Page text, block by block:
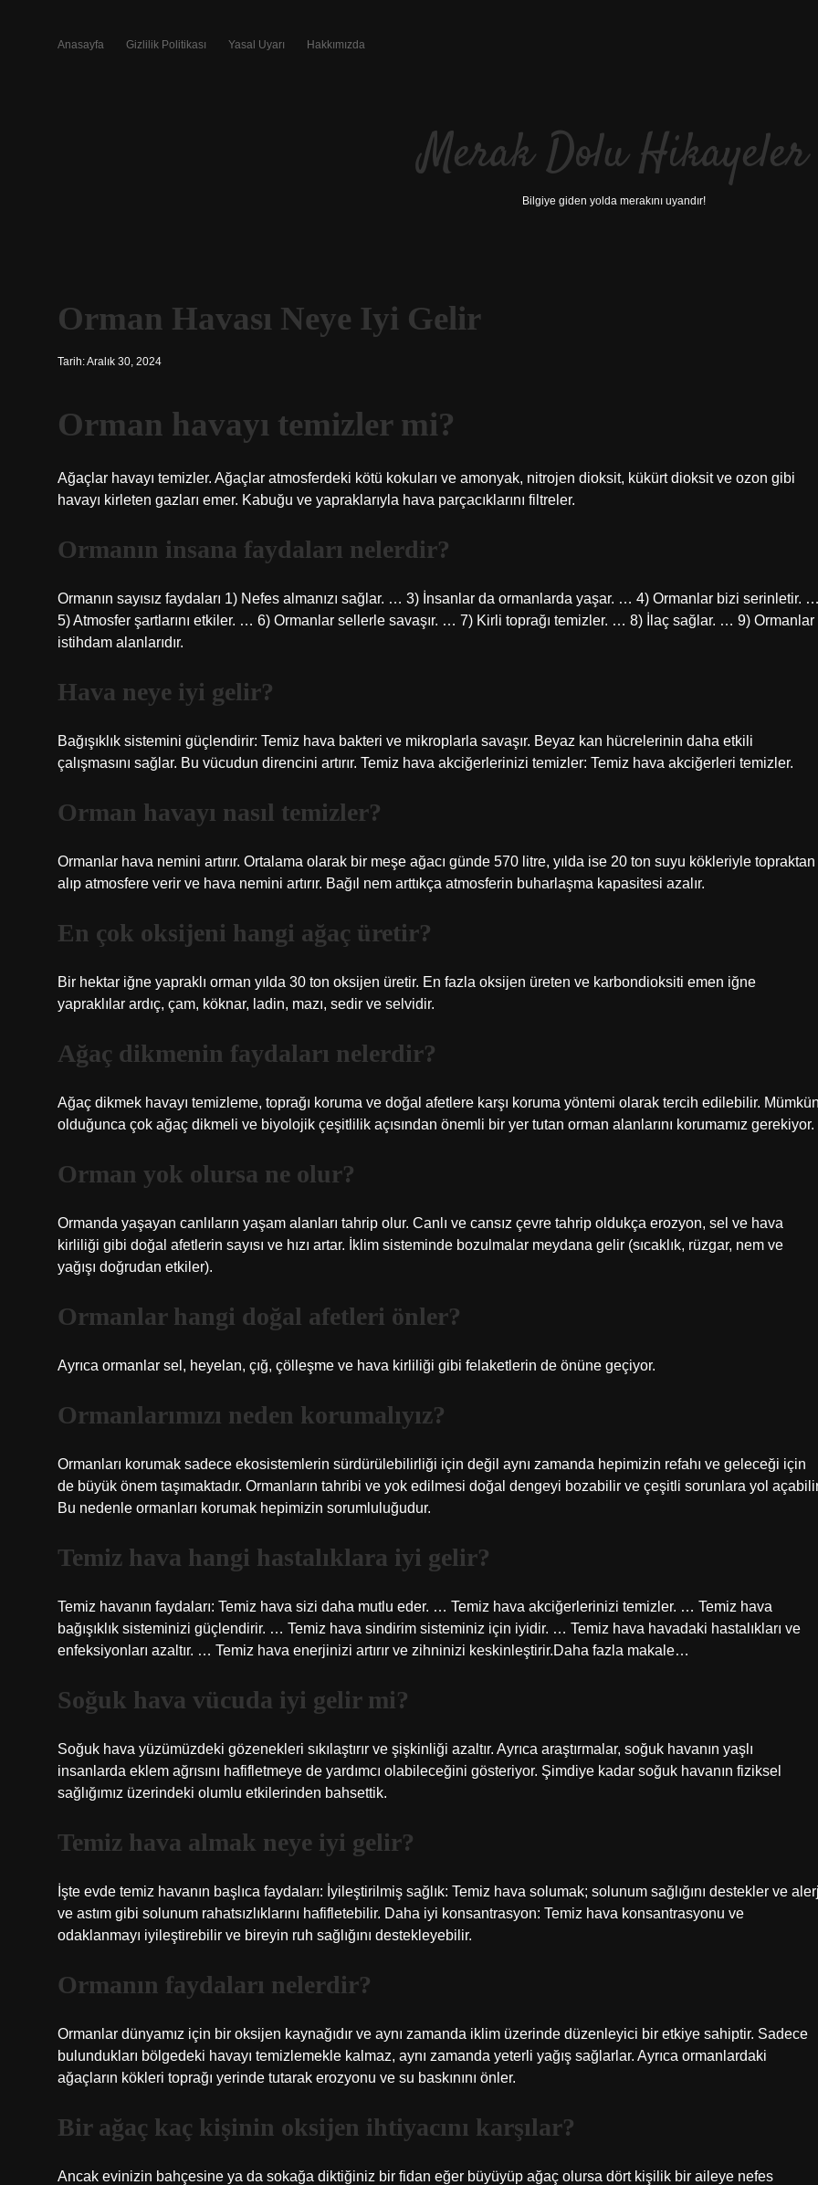
Anasayfa Gizlilik Politikası Yasal Uyarı Hakkımızda
Merak Dolu Hikayeler
Bilgiye giden yolda merakını uyandır!
Orman Havası Neye Iyi Gelir
Tarih: Aralık 30, 2024
Orman havayı temizler mi?
Ağaçlar havayı temizler. Ağaçlar atmosferdeki kötü kokuları ve amonyak, nitrojen dioksit, kükürt dioksit ve ozon gibi
havayı kirleten gazları emer. Kabuğu ve yapraklarıyla hava parçacıklarını filtreler.
Ormanın insana faydaları nelerdir?
Ormanın sayısız faydaları 1) Nefes almanızı sağlar. … 3) İnsanlar da ormanlarda yaşar. … 4) Ormanlar bizi serinletir.
5) Atmosfer şartlarını etkiler. … 6) Ormanlar sellerle savaşır. … 7) Kirli toprağı temizler. … 8) İlaç sağlar. … 9) Ormanlar
istihdam alanlarıdır.
Hava neye iyi gelir?
Bağışıklık sistemini güçlendirir: Temiz hava bakteri ve mikroplarla savaşır. Beyaz kan hücrelerinin daha etkili
çalışmasını sağlar. Bu vücudun direncini artırır. Temiz hava akciğerlerinizi temizler: Temiz hava akciğerleri temizler.
Orman havayı nasıl temizler?
Ormanlar hava nemini artırır. Ortalama olarak bir meşe ağacı günde 570 litre, yılda ise 20 ton suyu kökleriyle topraktan
alıp atmosfere verir ve hava nemini artırır. Bağıl nem arttıkça atmosferin buharlaşma kapasitesi azalır.
En çok oksijeni hangi ağaç üretir?
Bir hektar iğne yapraklı orman yılda 30 ton oksijen üretir. En fazla oksijen üreten ve karbondioksiti emen iğne
yapraklılar ardıç, çam, köknar, ladin, mazı, sedir ve selvidir.
Ağaç dikmenin faydaları nelerdir?
Ağaç dikmek havayı temizleme, toprağı koruma ve doğal afetlere karşı koruma yöntemi olarak tercih edilebilir.
olduğunca çok ağaç dikmeli ve biyolojik çeşitlilik açısından önemli bir yer tutan orman alanlarını korumamız gerekiyor.
Orman yok olursa ne olur?
Ormanda yaşayan canlıların yaşam alanları tahrip olur. Canlı ve cansız çevre tahrip oldukça erozyon, sel ve hava
kirliliği gibi doğal afetlerin sayısı ve hızı artar. İklim sisteminde bozulmalar meydana gelir (sıcaklık, rüzgar, nem ve
yağışı doğrudan etkiler).
Ormanlar hangi doğal afetleri önler?
Ayrıca ormanlar sel, heyelan, çığ, çölleşme ve hava kirliliği gibi felaketlerin de önüne geçiyor.
Ormanlarımızı neden korumalıyız?
Ormanları korumak sadece ekosistemlerin sürdürülebilirliği için değil aynı zamanda hepimizin refahı ve geleceği için
de büyük önem taşımaktadır. Ormanların tahribi ve yok edilmesi doğal dengeyi bozabilir ve çeşitli sorunlara yol
Bu nedenle ormanları korumak hepimizin sorumluluğudur.
Temiz hava hangi hastalıklara iyi gelir?
Temiz havanın faydaları: Temiz hava sizi daha mutlu eder. … Temiz hava akciğerlerinizi temizler. … Temiz hava
bağışıklık sisteminizi güçlendirir. … Temiz hava sindirim sisteminiz için iyidir. … Temiz hava havadaki hastalıkları ve
enfeksiyonları azaltır. … Temiz hava enerjinizi artırır ve zihninizi keskinleştirir.Daha fazla makale…
Soğuk hava vücuda iyi gelir mi?
Soğuk hava yüzümüzdeki gözenekleri sıkılaştırır ve şişkinliği azaltır. Ayrıca araştırmalar, soğuk havanın yaşlı
insanlarda eklem ağrısını hafifletmeye de yardımcı olabileceğini gösteriyor. Şimdiye kadar soğuk havanın fiziksel
sağlığımız üzerindeki olumlu etkilerinden bahsettik.
Temiz hava almak neye iyi gelir?
İşte evde temiz havanın başlıca faydaları: İyileştirilmiş sağlık: Temiz hava solumak; solunum sağlığını destekler ve
ve astım gibi solunum rahatsızlıklarını hafifletebilir. Daha iyi konsantrasyon: Temiz hava konsantrasyonu ve
odaklanmayı iyileştirebilir ve bireyin ruh sağlığını destekleyebilir.
Ormanın faydaları nelerdir?
Ormanlar dünyamız için bir oksijen kaynağıdır ve aynı zamanda iklim üzerinde düzenleyici bir etkiye sahiptir. Sadece
bulundukları bölgedeki havayı temizlemekle kalmaz, aynı zamanda yeterli yağış sağlarlar. Ayrıca ormanlardaki
ağaçların kökleri toprağı yerinde tutarak erozyonu ve su baskınını önler.
Bir ağaç kaç kişinin oksijen ihtiyacını karşılar?
Ancak evinizin bahçesine ya da sokağa diktiğiniz bir fidan eğer büyüyüp ağaç olursa dört kişilik bir aileye nefes